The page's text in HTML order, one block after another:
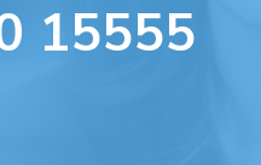
15555